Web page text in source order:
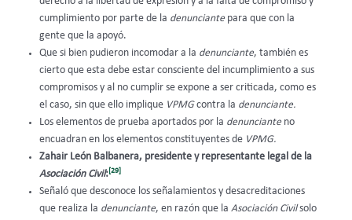
cumplimiento por parte de la denunciantepara que con la
gente que la apoyó.
Que si bien pudieron incomodar a la denunciante, también es
cierto que esta debe estar consciente del incumplimiento a sus
compromisos y al no cumplir se expone a ser criticada, como es
el caso, sin que ello implique VPMGcontra la denunciante.
Los elementos de prueba aportados por la denunciante no
encuadran en los elementos constituyentes de VPMG.
Zahair León Balbanera, presidente y representante legal de la
Asociación Civil:[29]
Señaló que desconoce los señalamientos y desacreditaciones
que realiza la denunciante, en razón que la Asociación Civilsolo